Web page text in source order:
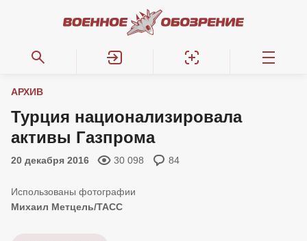
АРХИВ
Турция национализировала
активы Газпрома
20 декабря 2016 30 098 84
Михаил Метцель/ТАСС